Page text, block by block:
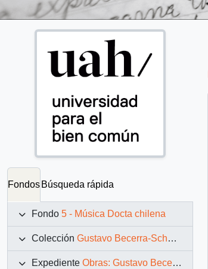
Fondos Búsqueda rápida
Fondo 5 - Música Docta chilena
Colección Gustavo Becerra-Schmidt
Expediente Obras: Gustavo Becerra-Schmidt